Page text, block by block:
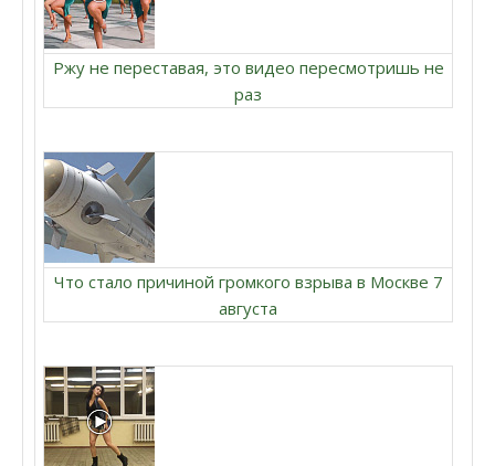
Ржу не переставая, это видео пересмотришь не
раз
Что стало причиной громкого взрыва в Москве 7
августа